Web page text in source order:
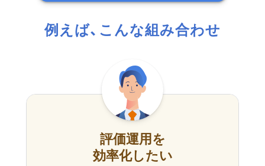
例えば、こんな組み合わせ
評価運用を
効率化したい